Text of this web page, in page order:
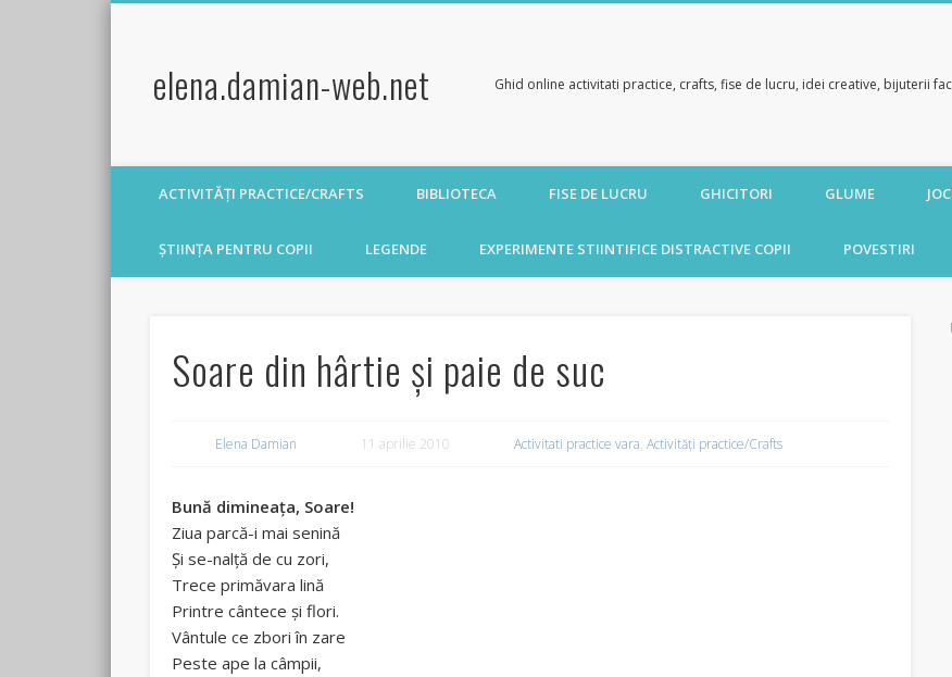
elena.damian-web.net Ghid online activitati practice, crafts, fise de lucru, idei creative, bijuterii
ACTIVITĂȚI PRACTICE/CRAFTS BIBLIOTECA FISE DE LUCRU GHICITORI GLUME
ȘTIINȚA PENTRU COPII LEGENDE EXPERIMENTE STIINTIFICE DISTRACTIVE COPII POVESTIRI
Soare din hârtie și paie de suc
Elena Damian 11 aprilie 2010 Activitati practice vara,Activități practice/Crafts
Bună dimineața, Soare!
Ziua parcă-i mai senină
Și se-nalță de cu zori,
Trece primăvara lină
Printre cântece și flori.
Vântule ce zbori în zare
Peste ape la câmpii,